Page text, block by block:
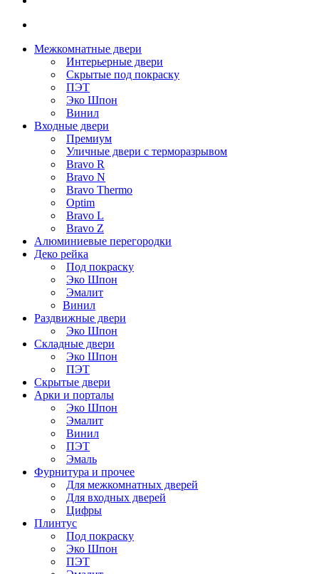
Межкомнатные двери
Интерьерные двери
Скрытые под покраску
ПЭТ
Эко Шпон
Винил
Входные двери
Премиум
Уличные двери с терморазрывом
Bravo R
Bravo N
Bravo Thermo
Optim
Bravo L
Bravo Z
Алюминиевые перегородки
Деко рейка
Под покраску
Эко Шпон
Эмалит
Винил
Раздвижные двери
Эко Шпон
Складные двери
Эко Шпон
ПЭТ
Скрытые двери
Арки и порталы
Эко Шпон
Эмалит
Винил
ПЭТ
Эмаль
Фурнитура и прочее
Для межкомнатных дверей
Для входных дверей
Цифры
Плинтус
Под покраску
Эко Шпон
ПЭТ